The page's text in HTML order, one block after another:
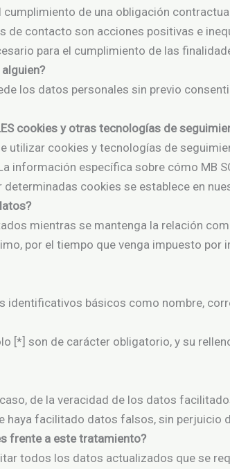
de una obligación
de contacto son acciones positivas e
para el cumplimiento de las
los datos personales sin previo
cookies y otras tecnologías de
utilizar cookies y tecnologías de
información específica sobre cómo MB
cookies se establece en
mientras se mantenga la relación
por el tiempo que venga impuesto por
identificativos básicos como nombre,
[*] son de carácter obligatorio, y su
de la veracidad de los datos
haya facilitado datos falsos, sin perjuicio
frente a este tratamiento?
todos los datos actualizados que se